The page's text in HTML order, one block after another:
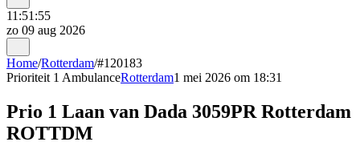
11:51:55
zo 09 aug 2026
Home/Rotterdam/#120183
Prioriteit 1 AmbulanceRotterdam1 mei 2026 om 18:31
Prio 1 Laan van Dada 3059PR Rotterdam
ROTTDM